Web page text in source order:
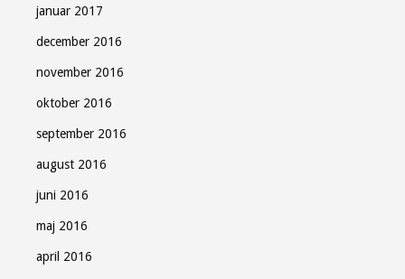
januar 2017
december 2016
november 2016
oktober 2016
september 2016
august 2016
juni 2016
maj 2016
april 2016